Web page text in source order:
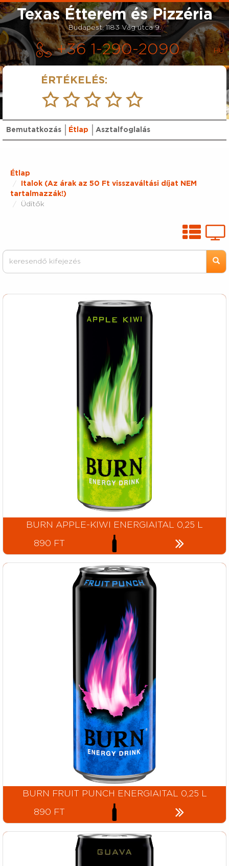
Texas Étterem és Pizzéria
Budapest, 1183 Vág utca 9.
+36 1-290-2090
ÉRTÉKELÉS:
Bemutatkozás Étlap Asztalfoglalás
Étlap
Italok (Az árak az 50 Ft visszaváltási díjat NEM
tartalmazzák!)
Üdítők
BURN APPLE-KIWI ENERGIAITAL 0,25 L
890 FT
BURN FRUIT PUNCH ENERGIAITAL 0,25 L
890 FT